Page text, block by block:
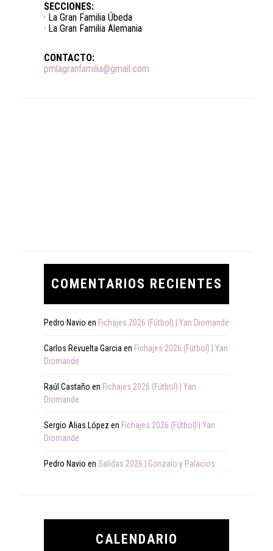
SECCIONES:
· La Gran Familia Úbeda
· La Gran Familia Alemania
CONTACTO:
pmlagranfamilia@gmail.com
COMENTARIOS RECIENTES
Pedro Navio en Fichajes 2026 (Fútbol) | Yan Diomande
Carlos Revuelta Garcia en Fichajes 2026 (Fútbol) | Yan
Diomande
Raúl Castaño en Fichajes 2026 (Fútbol) | Yan
Diomande
Sergio Alias López en Fichajes 2026 (Fútbol) | Yan
Diomande
Pedro Navio en Salidas 2026 | Gonzalo y Palacios
CALENDARIO